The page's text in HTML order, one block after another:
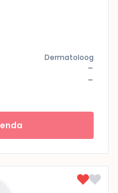
Dermatoloog
-
-